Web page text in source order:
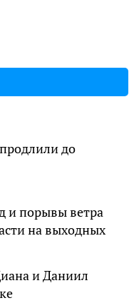
до
и порывы ветра
на выходных
и Даниил